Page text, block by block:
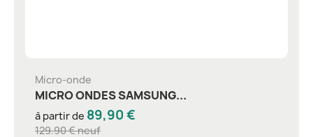
Micro-onde
MICRO ONDES SAMSUNG...
à partir de 89,90 €
129.90 € neuf